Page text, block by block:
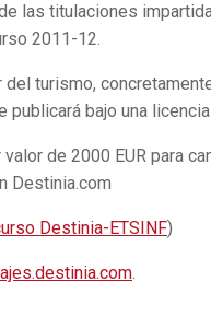
las titulaciones
2011-12.
turismo,
publicará bajo una
de 2000 EUR para
Destinia.com
Destinia-ETSINF)
.